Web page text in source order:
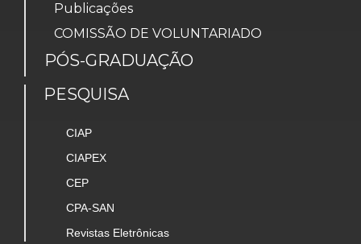
Publicações
COMISSÃO DE VOLUNTARIADO
PÓS-GRADUAÇÃO
PESQUISA
CIAP
CIAPEX
CEP
CPA-SAN
Revistas Eletrônicas